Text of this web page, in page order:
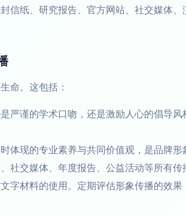
信纸、研究报告、官方网站、社交媒体
命。这包括：
严谨的学术口吻，还是激励人心的倡导
体现的专业素养与共同价值观，是品牌形
社交媒体、年度报告、公益活动等所有
字材料的使用。定期评估形象传播的效